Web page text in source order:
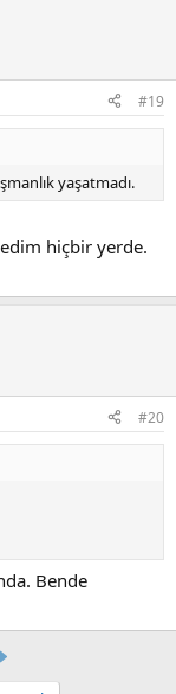
#19
yaşatmadı.
hiçbir yerde.
#20
Bende